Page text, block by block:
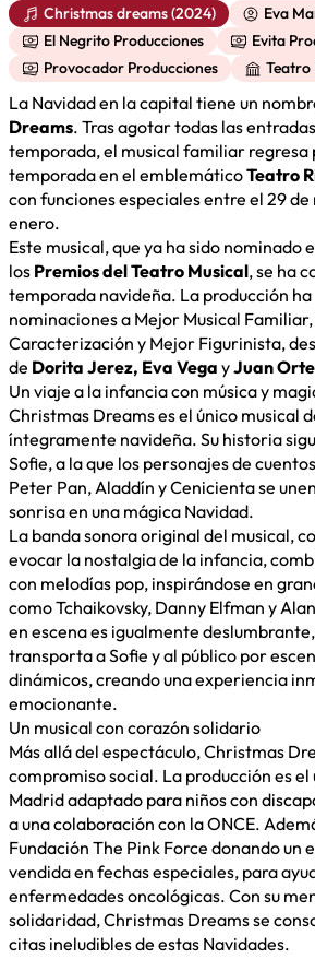
Christmas dreams (2024)
Eva
El Negrito Producciones
Evita
Provocador Producciones
Teatro
La Navidad en la capital tiene un
Dreams. Tras agotar todas las
temporada, el musical familiar regresa
temporada en el emblemáticoTeatro
con funciones especiales entre el 29
enero.
Este musical, que ya ha sido nominado
los Premios del Teatro Musical, se ha
temporada navideña. La producción
nominaciones a Mejor Musical
Caracterización y Mejor Figurinista,
de Dorita Jerez, Eva Vega yJuan
Un viaje a la infancia con música y
Christmas Dreams es el único musical
íntegramente navideña. Su historia
Sofie, a la que los personajes de
Peter Pan, Aladdín y Cenicienta se
sonrisa en una mágica Navidad.
La banda sonora original del musical,
evocar la nostalgia de la infancia,
con melodías pop, inspirándose en
como Tchaikovsky, Danny Elfman y
en escena es igualmente
transporta a Sofie y al público por
dinámicos, creando una experiencia
emocionante.
Un musical con corazón solidario
Más allá del espectáculo, Christmas
compromiso social. La producción es el
Madrid adaptado para niños con
a una colaboración con la ONCE.
Fundación The Pink Force donando un
vendida en fechas especiales, para
enfermedades oncológicas. Con su
solidaridad, Christmas Dreams se
citas ineludibles de estas Navidades.